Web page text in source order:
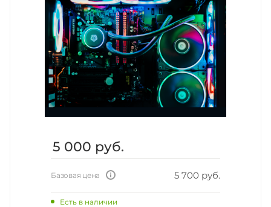
5 000 руб.
Базовая цена 5 700 руб.
Есть в наличии